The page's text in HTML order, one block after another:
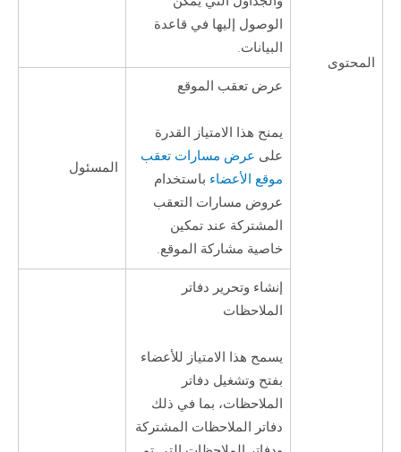
المحتوى
الوصول إليها في قاعدة
البيانات.
عرض تعقب الموقع
يمنح هذا الامتياز القدرة
على عرض مسارات تعقب
موقع الأعضاء باستخدام
عروض مسارات التعقب
المشتركة عند تمكين
خاصية مشاركة الموقع.
المسئول
إنشاء وتحرير دفاتر
الملاحظات
يسمح هذا الامتياز للأعضاء
بفتح وتشغيل دفاتر
الملاحظات، بما في ذلك
دفاتر الملاحظات المشتركة